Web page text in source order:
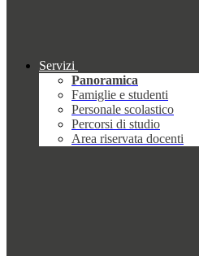
Servizi
Panoramica
Famiglie e studenti
Personale scolastico
Percorsi di studio
Area riservata docenti